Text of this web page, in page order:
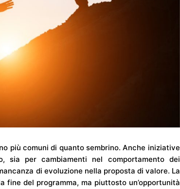
più comuni di quanto sembrino. Anche iniziative
sia per cambiamenti nel comportamento dei
di evoluzione nella proposta di valore. La
fine del programma, ma piuttosto un’opportunità